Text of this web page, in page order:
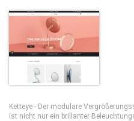
Ketteye - Der modulare
ist nicht nur ein brillanter